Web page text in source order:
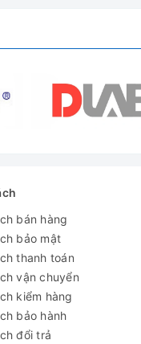
bán hàng
bảo mật
thanh toán
vận chuyển
kiểm hàng
bảo hành
đổi trả